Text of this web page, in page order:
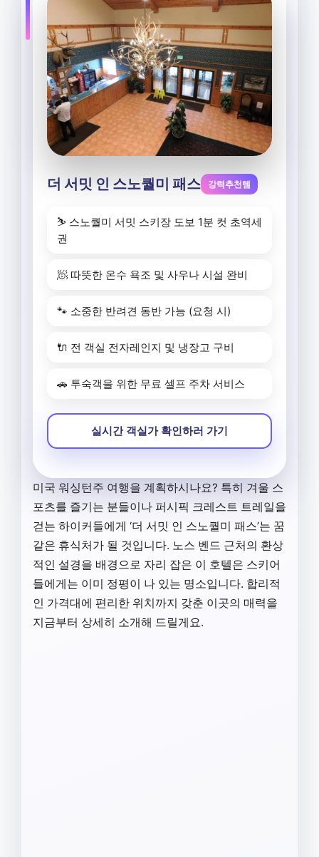
더 서밋 인 스노퀄미 패스 강력추천템
⛷️ 스노퀄미 서밋 스키장 도보 1분 컷 초역세
권
🧖 따뜻한 온수 욕조 및 사우나 시설 완비
🐾 소중한 반려견 동반 가능 (요청 시)
🔌 전 객실 전자레인지 및 냉장고 구비
🚗 투숙객을 위한 무료 셀프 주차 서비스
실시간 객실가 확인하러 가기
미국 워싱턴주 여행을 계획하시나요? 특히 겨울 스
포츠를 즐기는 분들이나 퍼시픽 크레스트 트레일을
걷는 하이커들에게 ‘더 서밋 인 스노퀄미 패스’는 꿈
같은 휴식처가 될 것입니다. 노스 벤드 근처의 환상
적인 설경을 배경으로 자리 잡은 이 호텔은 스키어
들에게는 이미 정평이 나 있는 명소입니다. 합리적
인 가격대에 편리한 위치까지 갖춘 이곳의 매력을
지금부터 상세히 소개해 드릴게요.